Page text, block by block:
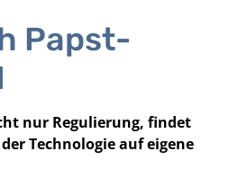
Papst-
nur Regulierung, findet
Technologie auf eigene